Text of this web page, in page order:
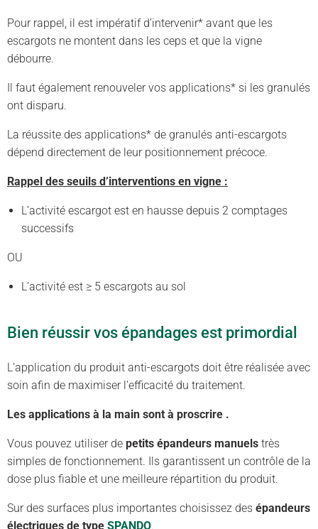
Pour rappel, il est impératif d’intervenir* avant que les
escargots ne montent dans les ceps et que la vigne
débourre.
Il faut également renouveler vos applications* si les granulés
ont disparu.
La réussite des applications* de granulés anti-escargots
dépend directement de leur positionnement précoce.
Rappel des seuils d’interventions en vigne :
L’activité escargot est en hausse depuis 2 comptages
successifs
OU
L’activité est ≥ 5 escargots au sol
Bien réussir vos épandages est primordial
L’application du produit anti-escargots doit être réalisée avec
soin afin de maximiser l’efficacité du traitement.
Les applications à la main sont à proscrire .
Vous pouvez utiliser de petits épandeurs manuels très
simples de fonctionnement. Ils garantissent un contrôle de la
dose plus fiable et une meilleure répartition du produit.
Sur des surfaces plus importantes choisissez des épandeurs
électriques de type SPANDO.